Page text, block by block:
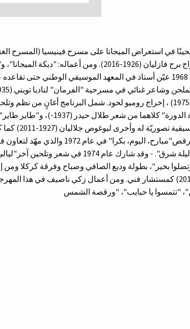
ألين لحود وإخراج برج فازليان (1926-2016). ومن
وشوشو(1939-1975) ، إخراج روميو لحود. شمل البرنامج أغانٍ من
بهالليل" و"دبكة الدورة"
إلى مقاطع
لفرقة كركلا للرقص"مبارح،
1990 مع "حلم ليلة شرق". - وقد شارك عام
بخير"، بطولة وديع الصافي وصباح وفرقة كركلا
جبارة (1935-2015) كمستشار فني. ومن أعمال زكي ناصيف في هذا